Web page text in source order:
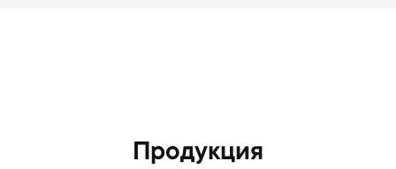
Продукция